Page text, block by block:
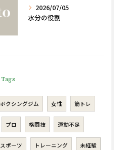
2026/07/05
水分の役割
Tags
ボクシングジム 女性 筋トレ
プロ 格闘技 運動不足
スポーツ トレーニング 未経験